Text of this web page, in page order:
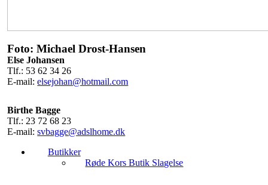
Foto: Michael Drost-Hansen
Else Johansen
Tlf.: 53 62 34 26
E-mail:elsejohan@hotmail.com
Birthe Bagge
Tlf.: 23 72 68 23
E-mail:svbagge@adslhome.dk
Butikker
Røde Kors Butik Slagelse